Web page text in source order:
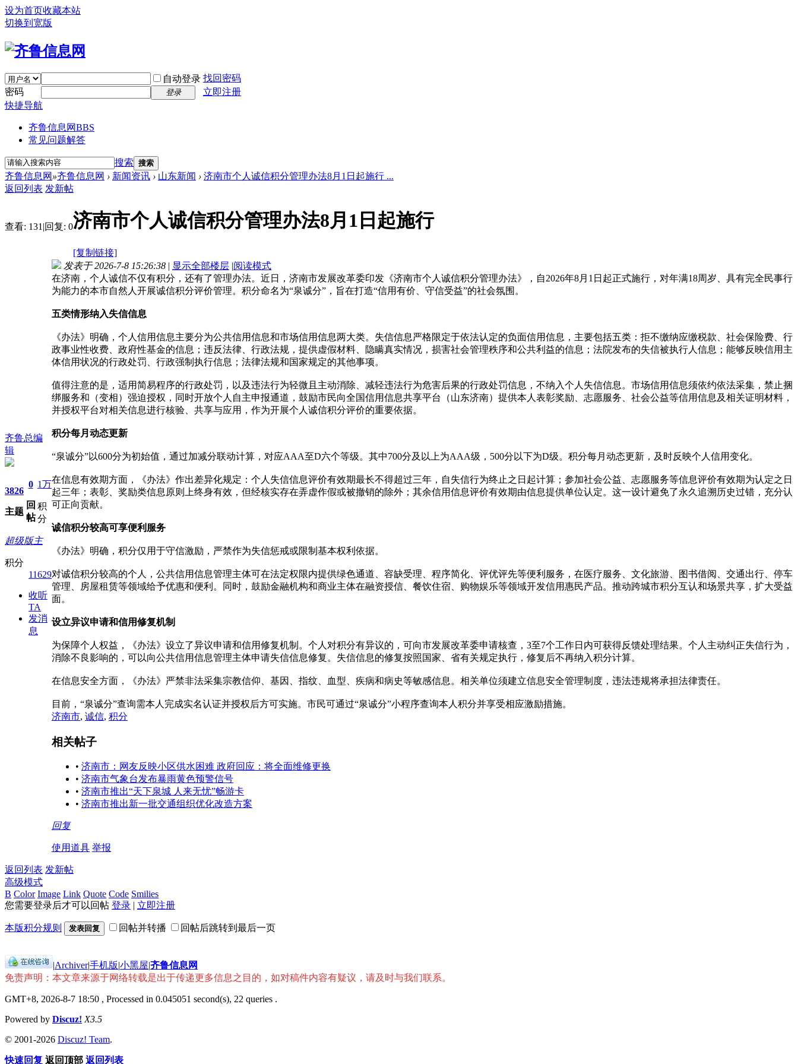
设为首页收藏本站
切换到宽版
自动登录 找回密码
密码
登录
立即注册
快捷导航
齐鲁信息网BBS
常见问题解答
搜索 搜索
齐鲁信息网 »齐鲁信息网 › 新闻资讯 › 山东新闻 › 济南市个人诚信积分管理办法8月1日起施行 ...
返回列表 发新帖
查看: 131 |回复: 0济南市个人诚信积分管理办法8月1日起施行
[复制链接]
齐鲁总编
辑
3826
主题
0
回
帖
1万
积
分
超级版主
积分
11629
收听
TA
发消
息
发表于 2026-7-8 15:26:38 | 显示全部楼层 |阅读模式
在济南，个人诚信不仅有积分，还有了管理办法。近日，济南市发展改革委印发《济南市个人诚信积分管理办法》，自2026年8月1日起正式施行，对年满18周岁、具有完全民事行
为能力的本市自然人开展诚信积分评价管理。积分命名为“泉诚分”，旨在打造“信用有价、守信受益”的社会氛围。
五类情形纳入失信信息
《办法》明确，个人信用信息主要分为公共信用信息和市场信用信息两大类。失信信息严格限定于依法认定的负面信用信息，主要包括五类：拒不缴纳应缴税款、社会保险费、行
政事业性收费、政府性基金的信息；违反法律、行政法规，提供虚假材料、隐瞒真实情况，损害社会管理秩序和公共利益的信息；法院发布的失信被执行人信息；能够反映信用主
体信用状况的行政处罚、行政强制执行信息；法律法规和国家规定的其他事项。
值得注意的是，适用简易程序的行政处罚，以及违法行为轻微且主动消除、减轻违法行为危害后果的行政处罚信息，不纳入个人失信信息。市场信用信息须依约依法采集，禁止捆
绑服务和（变相）强迫授权，同时开放个人自主申报通道，鼓励市民向全国信用信息共享平台（山东济南）提供本人表彰奖励、志愿服务、社会公益等信用信息及相关证明材料，
并授权平台对相关信息进行核验、共享与应用，作为开展个人诚信积分评价的重要依据。
积分每月动态更新
“泉诚分”以600分为初始值，通过加减分联动计算，对应AAA至D六个等级。其中700分及以上为AAA级，500分以下为D级。积分每月动态更新，及时反映个人信用变化。
在信息有效期方面，《办法》作出差异化规定：个人失信信息评价有效期最长不得超过三年，自失信行为终止之日起计算；参加社会公益、志愿服务等信息评价有效期为认定之日
起三年；表彰、奖励类信息原则上终身有效，但经核实存在弄虚作假或被撤销的除外；其余信用信息评价有效期由信息提供单位认定。这一设计避免了永久追溯历史过错，充分认
可正向贡献。
诚信积分较高可享便利服务
《办法》明确，积分仅用于守信激励，严禁作为失信惩戒或限制基本权利依据。
对诚信积分较高的个人，公共信用信息管理主体可在法定权限内提供绿色通道、容缺受理、程序简化、评优评先等便利服务，在医疗服务、文化旅游、图书借阅、交通出行、停车
管理、房屋租赁等领域给予优惠和便利。同时，鼓励金融机构和商业主体在融资授信、餐饮住宿、购物娱乐等领域开发信用惠民产品。推动跨城市积分互认和场景共享，扩大受益
面。
设立异议申请和信用修复机制
为保障个人权益，《办法》设立了异议申请和信用修复机制。个人对积分有异议的，可向市发展改革委申请核查，3至7个工作日内可获得反馈处理结果。个人主动纠正失信行为，
消除不良影响的，可以向公共信用信息管理主体申请失信信息修复。失信信息的修复按照国家、省有关规定执行，修复后不再纳入积分计算。
在信息安全方面，《办法》严禁非法采集宗教信仰、基因、指纹、血型、疾病和病史等敏感信息。相关单位须建立信息安全管理制度，违法违规将承担法律责任。
目前，“泉诚分”查询需本人完成实名认证并授权后方可实施。市民可通过“泉诚分”小程序查询本人积分并享受相应激励措施。
济南市, 诚信, 积分
相关帖子
• 济南市：网友反映小区供水困难 政府回应：将全面维修更换
• 济南市气象台发布暴雨黄色预警信号
• 济南市推出“天下泉城 人来无忧”畅游卡
• 济南市推出新一批交通组织优化改造方案
回复
使用道具 举报
返回列表 发新帖
高级模式
B Color Image Link Quote Code Smilies
您需要登录后才可以回帖 登录 | 立即注册
本版积分规则 发表回复 回帖并转播 回帖后跳转到最后一页
|Archiver|手机版|小黑屋|齐鲁信息网
免责声明：本文章来源于网络转载是出于传递更多信息之目的，如对稿件内容有疑议，请及时与我们联系。
GMT+8, 2026-8-7 18:50 , Processed in 0.045051 second(s), 22 queries .
Powered by Discuz! X3.5
© 2001-2026 Discuz! Team.
快速回复 返回顶部 返回列表